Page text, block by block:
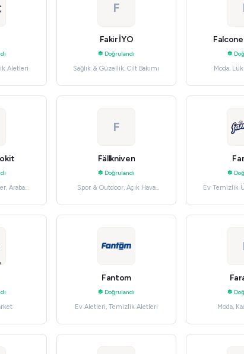
Aletleri
F
Fakir İYO
Doğrulandı
Sağlık & Güzellik, Cilt Bakımı
Moda,
Araba
F
Fällkniven
Doğrulandı
Spor & Outdoor, Açık Hava
Ev Temizlik
Fantom
Doğrulandı
Ev Aletleri, Temizlik Aletleri
Moda,